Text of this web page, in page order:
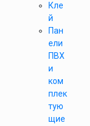
Кле
й
Пан
ели
ПВХ
и
ком
плек
тую
щие